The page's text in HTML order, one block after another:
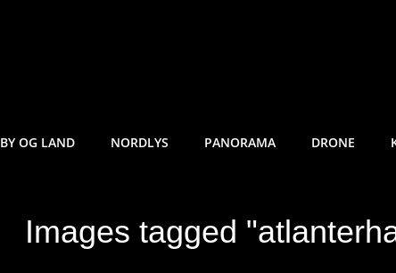
BY OG LAND NORDLYS PANORAMA DRONE
Images tagged